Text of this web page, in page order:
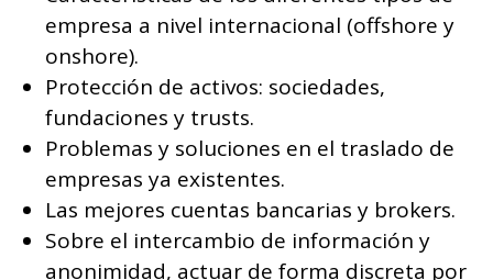
empresa a nivel internacional (offshore y
onshore).
Protección de activos: sociedades,
fundaciones y trusts.
Problemas y soluciones en el traslado de
empresas ya existentes.
Las mejores cuentas bancarias y brokers.
Sobre el intercambio de información y
anonimidad, actuar de forma discreta por